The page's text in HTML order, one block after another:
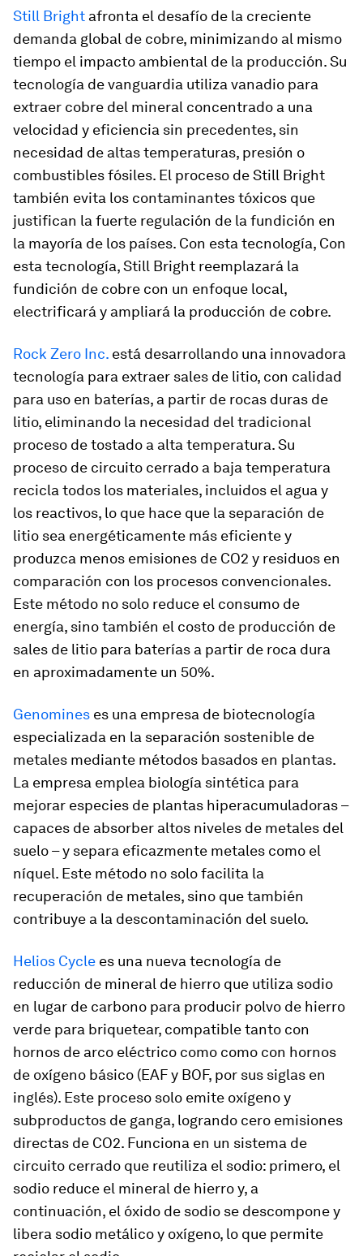
Still Bright afronta el desafío de la creciente
demanda global de cobre, minimizando al mismo
tiempo el impacto ambiental de la producción. Su
tecnología de vanguardia utiliza vanadio para
extraer cobre del mineral concentrado a una
velocidad y eficiencia sin precedentes, sin
necesidad de altas temperaturas, presión o
combustibles fósiles. El proceso de Still Bright
también evita los contaminantes tóxicos que
justifican la fuerte regulación de la fundición en
la mayoría de los países. Con esta tecnología, Con
esta tecnología, Still Bright reemplazará la
fundición de cobre con un enfoque local,
electrificará y ampliará la producción de cobre.
Rock Zero Inc. está desarrollando una innovadora
tecnología para extraer sales de litio, con calidad
para uso en baterías, a partir de rocas duras de
litio, eliminando la necesidad del tradicional
proceso de tostado a alta temperatura. Su
proceso de circuito cerrado a baja temperatura
recicla todos los materiales, incluidos el agua y
los reactivos, lo que hace que la separación de
litio sea energéticamente más eficiente y
produzca menos emisiones de CO2 y residuos en
comparación con los procesos convencionales.
Este método no solo reduce el consumo de
energía, sino también el costo de producción de
sales de litio para baterías a partir de roca dura
en aproximadamente un 50%.
Genomines es una empresa de biotecnología
especializada en la separación sostenible de
metales mediante métodos basados en plantas.
La empresa emplea biología sintética para
mejorar especies de plantas hiperacumuladoras –
capaces de absorber altos niveles de metales del
suelo – y separa eficazmente metales como el
níquel. Este método no solo facilita la
recuperación de metales, sino que también
contribuye a la descontaminación del suelo.
Helios Cycle es una nueva tecnología de
reducción de mineral de hierro que utiliza sodio
en lugar de carbono para producir polvo de hierro
verde para briquetear, compatible tanto con
hornos de arco eléctrico como como con hornos
de oxígeno básico (EAF y BOF, por sus siglas en
inglés). Este proceso solo emite oxígeno y
subproductos de ganga, logrando cero emisiones
directas de CO2. Funciona en un sistema de
circuito cerrado que reutiliza el sodio: primero, el
sodio reduce el mineral de hierro y, a
continuación, el óxido de sodio se descompone y
libera sodio metálico y oxígeno, lo que permite